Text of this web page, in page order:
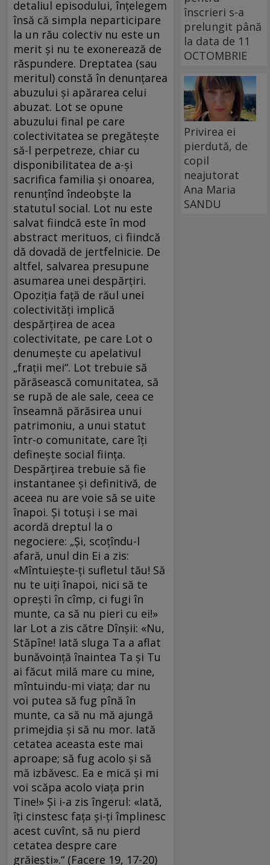
detaliul episodului, înțelegem
însă că simpla neparticipare
la un rău colectiv nu este un
merit și nu te exonerează de
răspundere. Dreptatea (sau
meritul) constă în denunțarea
abuzului și apărarea celui
abuzat. Lot se opune
abuzului final pe care
colectivitatea se pregătește
să-l perpetreze, chiar cu
disponibilitatea de a-și
sacrifica familia și onoarea,
renunțînd îndeobște la
statutul social. Lot nu este
salvat fiindcă este în mod
abstract merituos, ci fiindcă
dă dovadă de jertfelnicie. De
altfel, salvarea presupune
asumarea unei despărțiri.
Opoziția față de răul unei
colectivități implică
despărțirea de acea
colectivitate, pe care Lot o
denumește cu apelativul
„frații mei“. Lot trebuie să
părăsească comunitatea, să
se rupă de ale sale, ceea ce
înseamnă părăsirea unui
patrimoniu, a unui statut
într-o comunitate, care îți
definește social ființa.
Despărțirea trebuie să fie
instantanee și definitivă, de
aceea nu are voie să se uite
înapoi. Și totuși i se mai
acordă dreptul la o
negociere: „Şi, scoţîndu-l
afară, unul din Ei a zis:
«Mîntuieşte-ţi sufletul tău! Să
nu te uiţi înapoi, nici să te
opreşti în cîmp, ci fugi în
munte, ca să nu pieri cu ei!»
Iar Lot a zis către Dînşii: «Nu,
Stăpîne! Iată sluga Ta a aflat
bunăvoinţă înaintea Ta şi Tu
ai făcut milă mare cu mine,
mîntuindu-mi viaţa; dar nu
voi putea să fug pînă în
munte, ca să nu mă ajungă
primejdia şi să nu mor. Iată
cetatea aceasta este mai
aproape; să fug acolo şi să
mă izbăvesc. Ea e mică şi mi
voi scăpa acolo viaţa prin
Tine!» Şi i-a zis îngerul: «Iată,
îţi cinstesc faţa şi-ţi împlinesc
acest cuvînt, să nu pierd
cetatea despre care
grăieşti».“ (Facere 19, 17-20)
înscrieri s-a
prelungit până
la data de 11
OCTOMBRIE
Privirea ei
pierdută, de
copil
neajutorat
Ana Maria
SANDU